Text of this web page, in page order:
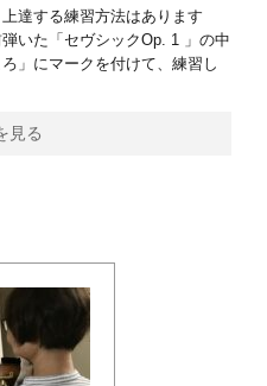
達する練習方法はあります
いた「セヴシックOp. 1 」の中
」にマークを付けて、練習し
見る